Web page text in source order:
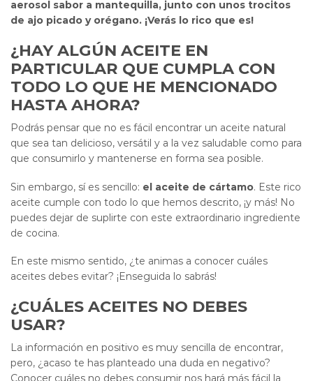
aerosol sabor a mantequilla, junto con unos trocitos
de ajo picado y orégano. ¡Verás lo rico que es!
¿HAY ALGÚN ACEITE EN
PARTICULAR QUE CUMPLA CON
TODO LO QUE HE MENCIONADO
HASTA AHORA?
Podrás pensar que no es fácil encontrar un aceite natural
que sea tan delicioso, versátil y a la vez saludable como para
que consumirlo y mantenerse en forma sea posible.
Sin embargo, sí es sencillo: el aceite de cártamo. Este rico
aceite cumple con todo lo que hemos descrito, ¡y más! No
puedes dejar de suplirte con este extraordinario ingrediente
de cocina.
En este mismo sentido, ¿te animas a conocer cuáles
aceites debes evitar? ¡Enseguida lo sabrás!
¿CUÁLES ACEITES NO DEBES
USAR?
La información en positivo es muy sencilla de encontrar,
pero, ¿acaso te has planteado una duda en negativo?
Conocer cuáles no debes consumir nos hará más fácil la